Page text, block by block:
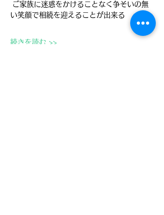
ご家族に迷惑をかけることなく争そいの無
い笑顔で相続を迎えることが出来る
続きを読む >>